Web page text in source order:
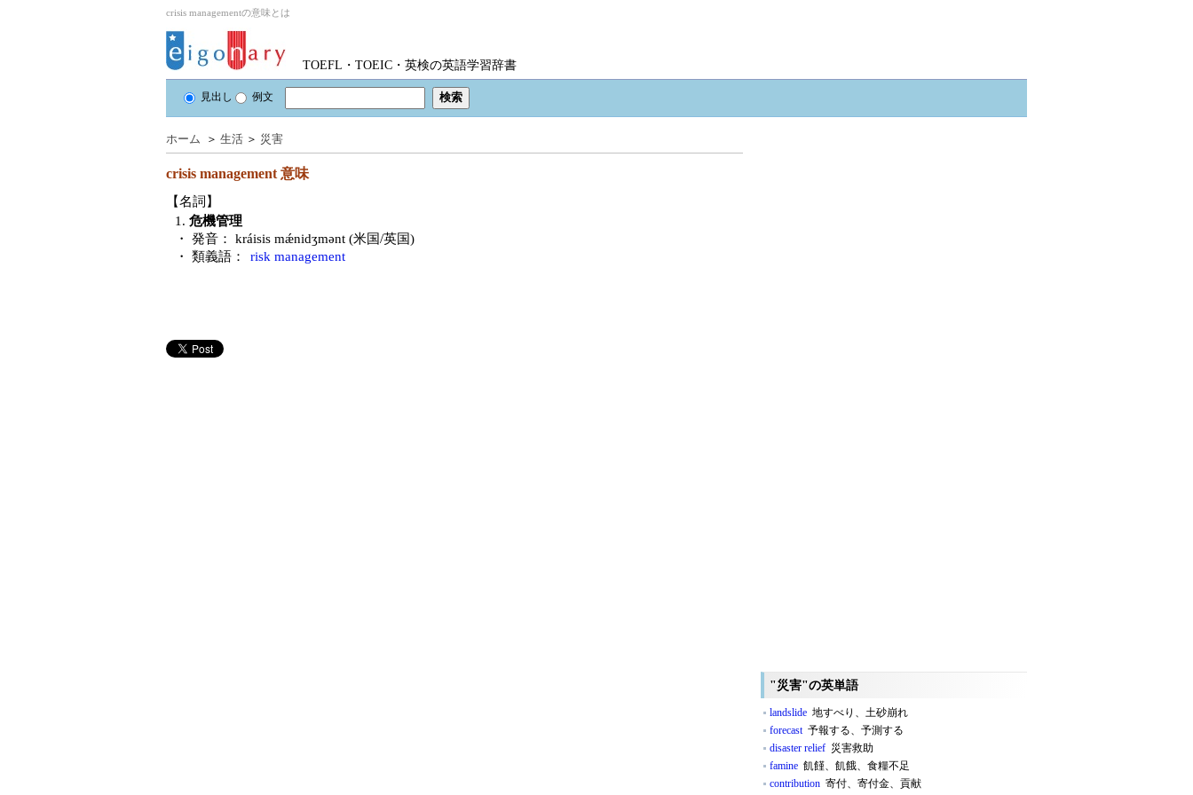
crisis managementの意味とは
TOEFL・TOEIC・英検の英語学習辞書
見出し 例文
ホーム ＞ 生活 ＞ 災害
crisis management 意味
【名詞】
1. 危機管理
・ 発音：
kráisis mǽnidʒmənt (米国/英国)
・ 類義語：
risk management
"災害"の英単語
landslide 地すべり、土砂崩れ
forecast予報する、予測する
disaster relief 災害救助
famine 飢饉、飢餓、食糧不足
contribution 寄付、寄付金、貢献